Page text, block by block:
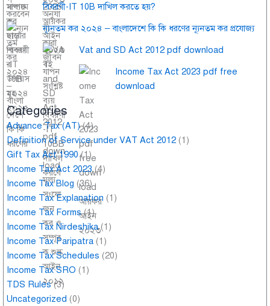
বিবরণী-IT 10B দাখিল করতে হয়?
ন্যূনতম কর ২০২৪ – বাংলাদেশে কি কি ধরণের ন্যূনতম কর প্রযোজ্য
Vat and SD Act 2012 pdf download
Income Tax Act 2023 pdf free
download
Categories
Advance Tax (AT)(4)
Definition of Service under VAT Act 2012 (1)
Gift Tax Act 1990(1)
Income Tax Act 2023(4)
Income Tax Blog (36)
Income Tax Explanation (1)
Income Tax Forms(1)
Income Tax Nirdeshika(1)
Income Tax Paripatra (1)
Income Tax Schedules (20)
Income Tax SRO (1)
TDS Rules(3)
Uncategorized (0)